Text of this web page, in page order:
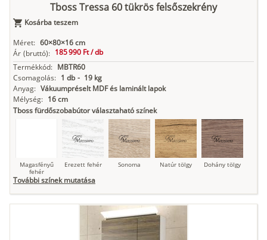
Antracit Matt fekete
Tboss Tressa 60 tükrös felsőszekrény
Kosárba teszem
Méret: 60×80×16 cm
Ár (bruttó): 185 990 Ft /db
Termékkód: MBTR60
Csomagolás: 1 db - 19 kg
Anyag: Vákuumpréselt MDF és laminált lapok
Mélység: 16 cm
Tboss fürdőszobabútor választaható színek
Magasfényű
fehér
Erezett fehér Sonoma Natúr tölgy Dohány tölgy
Loft beton
Szupermatt
fehér
További színek mutatása